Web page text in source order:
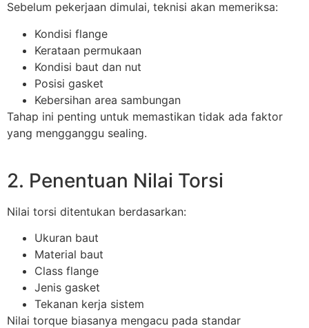
Sebelum pekerjaan dimulai, teknisi akan memeriksa:
Kondisi flange
Kerataan permukaan
Kondisi baut dan nut
Posisi gasket
Kebersihan area sambungan
Tahap ini penting untuk memastikan tidak ada faktor
yang mengganggu sealing.
2. Penentuan Nilai Torsi
Nilai torsi ditentukan berdasarkan:
Ukuran baut
Material baut
Class flange
Jenis gasket
Tekanan kerja sistem
Nilai torque biasanya mengacu pada standar